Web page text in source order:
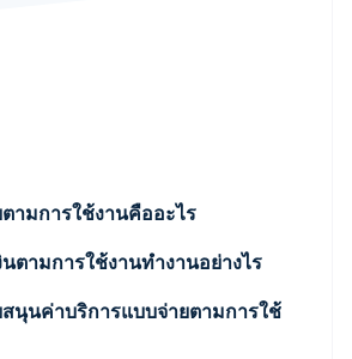
สร้างโครงสร้างพื้นฐานระบบเศรษฐกิจสำหรับ
ามการใช้งานคืออะไร
นตามการใช้งานทำงานอย่างไร
นุนค่าบริการแบบจ่ายตามการใช้